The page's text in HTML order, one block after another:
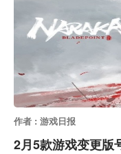
作者 : 游戏日报
2月5款游戏变更版